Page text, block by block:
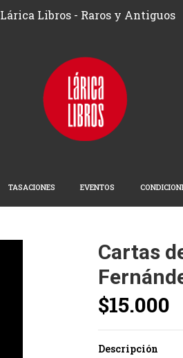
Lárica Libros - Raros y Antiguos
TASACIONES EVENTOS
Cartas
$15.000
Descripción